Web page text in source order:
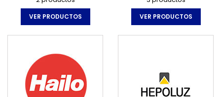
VER PRODUCTOS VER PRODUCTOS